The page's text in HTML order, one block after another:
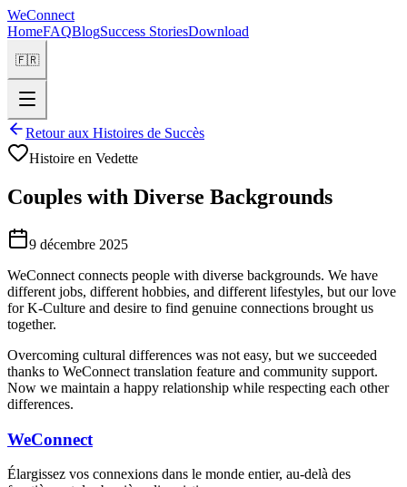
WeConnect
HomeFAQBlogSuccess StoriesDownload
🇫🇷
Retour aux Histoires de Succès
Histoire en Vedette
Couples with Diverse Backgrounds
9 décembre 2025
WeConnect connects people with diverse backgrounds. We have
different jobs, different hobbies, and different lifestyles, but our love
for K-Culture and desire to find genuine connections brought us
together.
Overcoming cultural differences was not easy, but we succeeded
thanks to WeConnect translation feature and community support.
Now we maintain a happy relationship while respecting each other
differences.
WeConnect
Élargissez vos connexions dans le monde entier, au-delà des